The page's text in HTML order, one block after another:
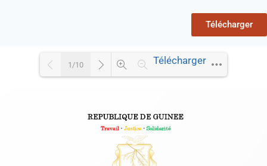
Télécharger
1/10 Télécharger